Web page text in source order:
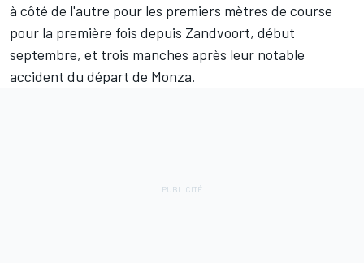
à côté de l'autre pour les premiers mètres de course
pour la première fois depuis Zandvoort, début
septembre, et trois manches après leur notable
accident du départ de Monza.